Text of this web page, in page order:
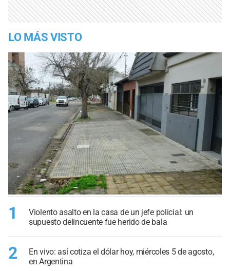
LO MÁS VISTO
1
Violento asalto en la casa de un jefe policial: un
supuesto delincuente fue herido de bala
2
En vivo: así cotiza el dólar hoy, miércoles 5 de agosto,
en Argentina